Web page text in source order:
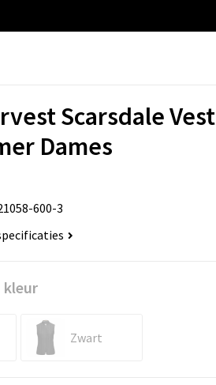
Scarsdale Vest
Dames
600-3
kleur
Zwart